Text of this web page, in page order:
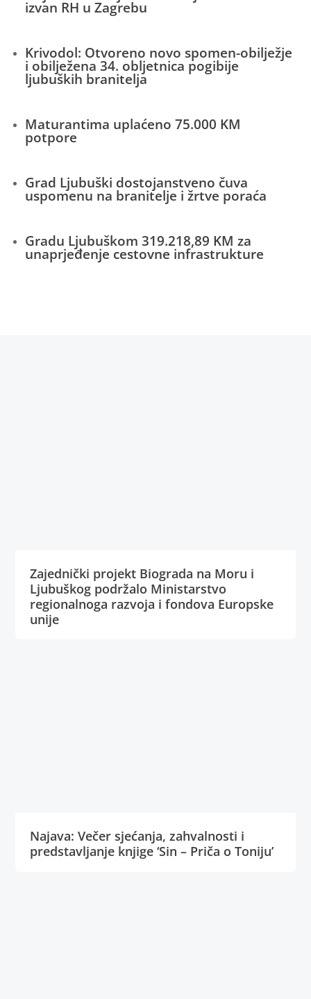
izvan RH u Zagrebu
Krivodol: Otvoreno novo spomen-obilježje
i obilježena 34. obljetnica pogibije
ljubuških branitelja
Maturantima uplaćeno 75.000 KM
potpore
Grad Ljubuški dostojanstveno čuva
uspomenu na branitelje i žrtve poraća
Gradu Ljubuškom 319.218,89 KM za
unaprjeđenje cestovne infrastrukture
Zajednički projekt Biograda na Moru i
Ljubuškog podržalo Ministarstvo
regionalnoga razvoja i fondova Europske
unije
Najava: Večer sjećanja, zahvalnosti i
predstavljanje knjige ‘Sin – Priča o Toniju’